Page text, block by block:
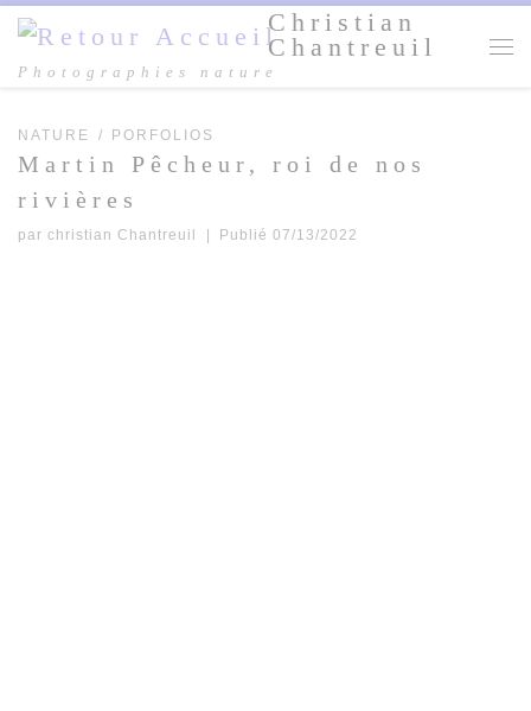
Passer au contenu
Christian
Chantreuil
Photographies nature
NATURE PORFOLIOS
Martin Pêcheur, roi de nos
rivières
par christian Chantreuil Publié07/13/2022